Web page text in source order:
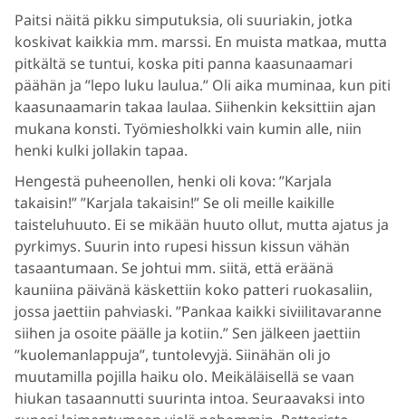
Paitsi näitä pikku simputuksia, oli suuriakin, jotka
koskivat kaikkia mm. marssi. En muista matkaa, mutta
pitkältä se tuntui, koska piti panna kaasunaamari
päähän ja ”lepo luku laulua.” Oli aika muminaa, kun piti
kaasunaamarin takaa laulaa. Siihenkin keksittiin ajan
mukana konsti. Työmiesholkki vain kumin alle, niin
henki kulki jollakin tapaa.
Hengestä puheenollen, henki oli kova: ”Karjala
takaisin!” ”Karjala takaisin!” Se oli meille kaikille
taisteluhuuto. Ei se mikään huuto ollut, mutta ajatus ja
pyrkimys. Suurin into rupesi hissun kissun vähän
tasaantumaan. Se johtui mm. siitä, että eräänä
kauniina päivänä käskettiin koko patteri ruokasaliin,
jossa jaettiin pahviaski. ”Pankaa kaikki siviilitavaranne
siihen ja osoite päälle ja kotiin.” Sen jälkeen jaettiin
”kuolemanlappuja”, tuntolevyjä. Siinähän oli jo
muutamilla pojilla haiku olo. Meikäläisellä se vaan
hiukan tasaannutti suurinta intoa. Seuraavaksi into